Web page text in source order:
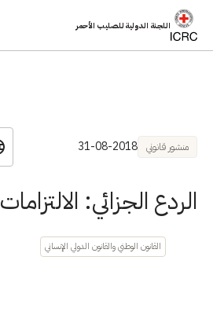
اللجنة الدولية للصليب الأحمر
منشور قانوني 31-08-2018
الردع الجزائي: الالتزامات
القانون الوطني والقانون الدولي الإنساني